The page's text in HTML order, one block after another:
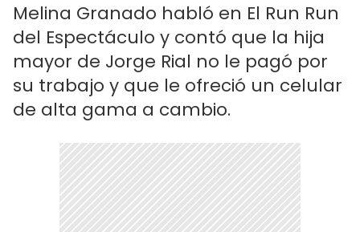
Melina Granado habló en El Run Run
del Espectáculo y contó que la hija
mayor de Jorge Rial no le pagó por
su trabajo y que le ofreció un celular
de alta gama a cambio.